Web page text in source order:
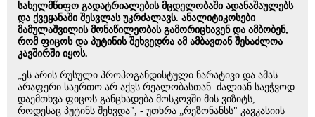
სახელმწიფო გადატრიალების მცდელობაში ადანაშაულებს
და ქვეყანაში შესვლას უკრძალავს. ანალიტიკოსები
მამულაშვილის მონაწილეობას გამორიცხავენ და ამბობენ,
რომ ფიცოს და პუტინის შეხვედრა ამ ამბავთან შესაძლოა
კავშირში იყოს.
„ეს არის რუსული პროპოგანდისტული ნარატივი და ამას
არაფერი საერთო არ აქვს რეალობასთან. ძალიან საეჭვოდ
დაემთხვა ფიცოს განცხადება მოსკოვში მის ვიზიტს,
როდესაც პუტინს შეხვდა", - უთხრა „რეზონანსს" კავკასიის